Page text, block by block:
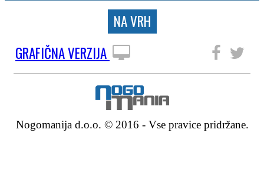
NA VRH
GRAFIČNA VERZIJA
Nogomanija d.o.o. © 2016 - Vse pravice pridržane.